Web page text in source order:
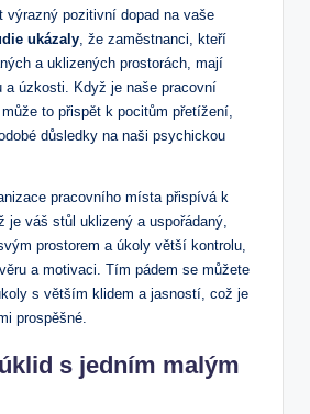
výrazný pozitivní dopad na vaše⁢
ukázaly , že zaměstnanci, kteří
a uklizených prostorách, mají
a úzkosti. Když je ⁣naše pracovní
to přispět k pocitům přetížení,
⁣důsledky ⁢na naši psychickou
pracovního ⁣místa přispívá k
je váš stůl uklizený a‌ uspořádaný,
prostorem a úkoly větší kontrolu,
a motivaci. Tím pádem se⁤ můžete
s větším klidem a jasností, což ‌je
prospěšné.
s jedním malým